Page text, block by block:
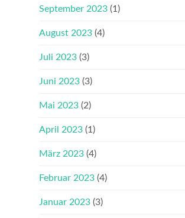
September 2023 (1)
August 2023 (4)
Juli 2023 (3)
Juni 2023 (3)
Mai 2023 (2)
April 2023 (1)
März 2023 (4)
Februar 2023 (4)
Januar 2023 (3)